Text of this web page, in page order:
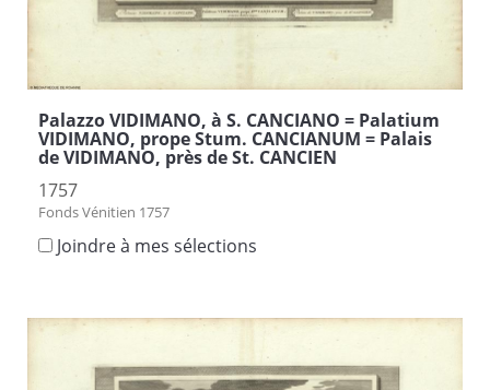
Palazzo VIDIMANO, à S. CANCIANO = Palatium
VIDIMANO, prope Stum. CANCIANUM = Palais
de VIDIMANO, près de St. CANCIEN
1757
Fonds Vénitien 1757
Joindre à mes sélections